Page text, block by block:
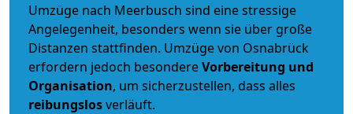
Umzüge nach Meerbusch sind eine stressige
Angelegenheit, besonders wenn sie über große
Distanzen stattfinden. Umzüge von Osnabrück
erfordern jedoch besondereVorbereitung und
Organisation, um sicherzustellen, dass alles
reibungslosverläuft.